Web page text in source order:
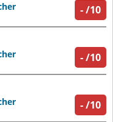
-/10
-/10
-/10